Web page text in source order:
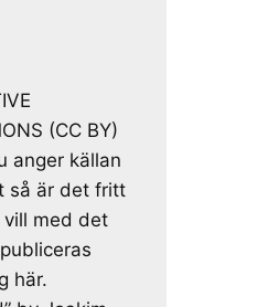
(CC BY)
anger källan
så är det fritt
med det
här.